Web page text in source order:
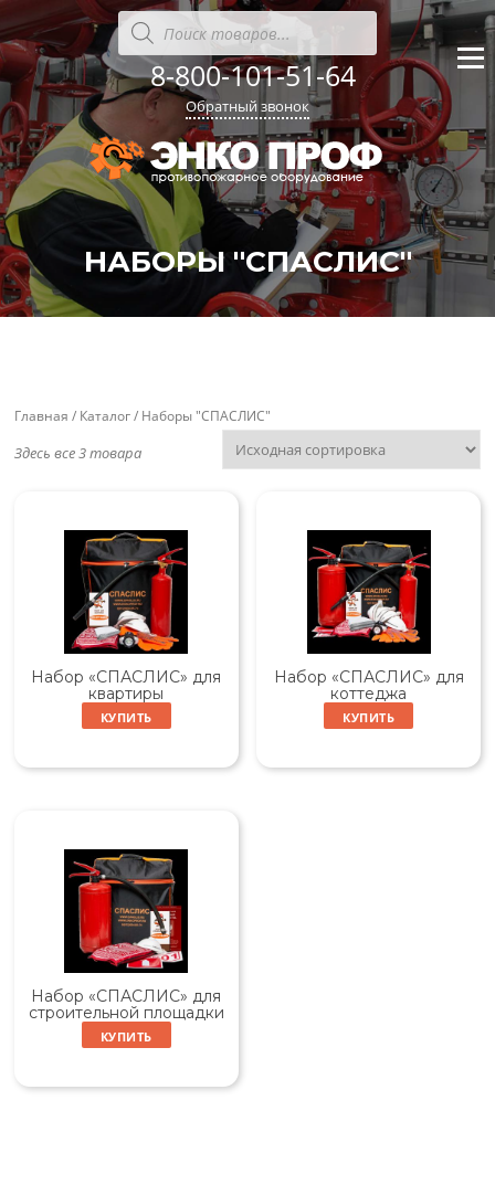
к
содержанию
Поиск
товаров
8-800-101-51-64
Обратный звонок
НАБОРЫ "СПАСЛИС"
''
Главная / Каталог/ Наборы "СПАСЛИС"
Здесь все 3 товара
Набор «СПАСЛИС» для
квартиры
КУПИТЬ
Набор «СПАСЛИС» для
коттеджа
КУПИТЬ
Набор «СПАСЛИС» для
строительной площадки
КУПИТЬ